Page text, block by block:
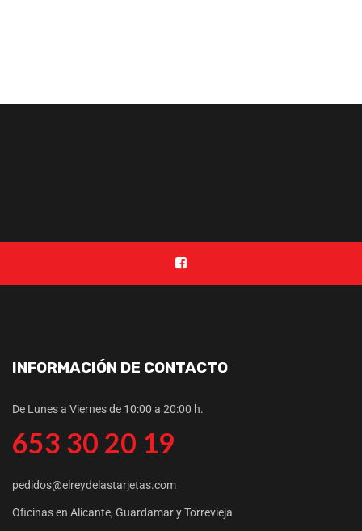
INFORMACIÓN DE CONTACTO
De Lunes a Viernes de 10:00 a 20:00 h.
653 30 20 19
pedidos@elreydelastarjetas.com
Oficinas en Alicante, Guardamar y Torrevieja